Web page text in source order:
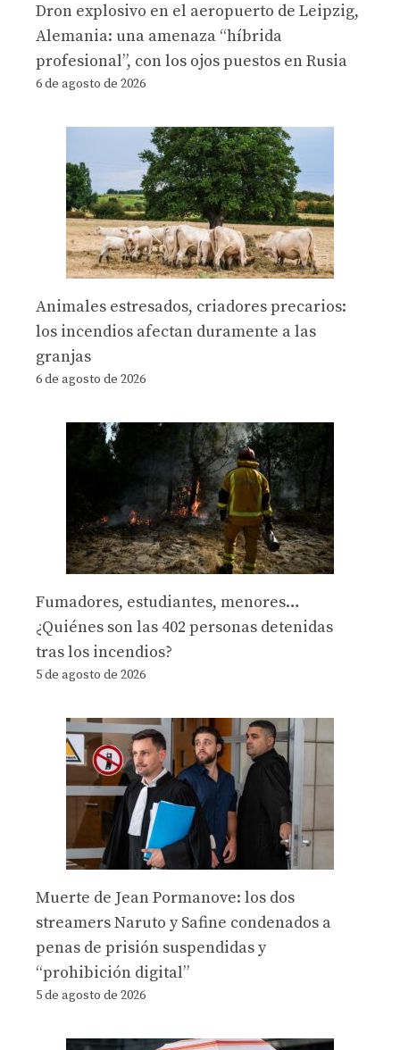
Dron explosivo en el aeropuerto de Leipzig,
Alemania: una amenaza “híbrida
profesional”, con los ojos puestos en Rusia
6 de agosto de 2026
Animales estresados, criadores precarios:
los incendios afectan duramente a las
granjas
6 de agosto de 2026
Fumadores, estudiantes, menores…
¿Quiénes son las 402 personas detenidas
tras los incendios?
5 de agosto de 2026
Muerte de Jean Pormanove: los dos
streamers Naruto y Safine condenados a
penas de prisión suspendidas y
“prohibición digital”
5 de agosto de 2026